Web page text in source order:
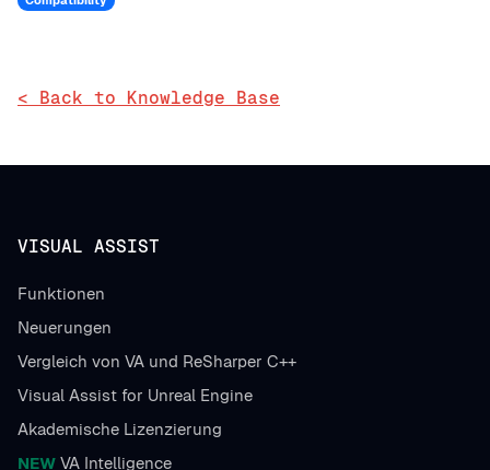
< Back to Knowledge Base
VISUAL ASSIST
Funktionen
Neuerungen
Vergleich von VA und ReSharper C++
Visual Assist for Unreal Engine
Akademische Lizenzierung
NEW VA Intelligence